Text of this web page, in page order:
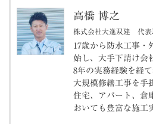
高橋 博之
株式会社大進双建 代表
17歳から防水工事・
始し、大手下請け会
8年の実務経験を経
大規模修繕工事を手
住宅、アパート、倉
おいても豊富な施工